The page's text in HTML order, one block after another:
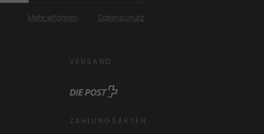
Mehr erfahren Datenschutz
VERSAND
ZAHLUNGSARTEN